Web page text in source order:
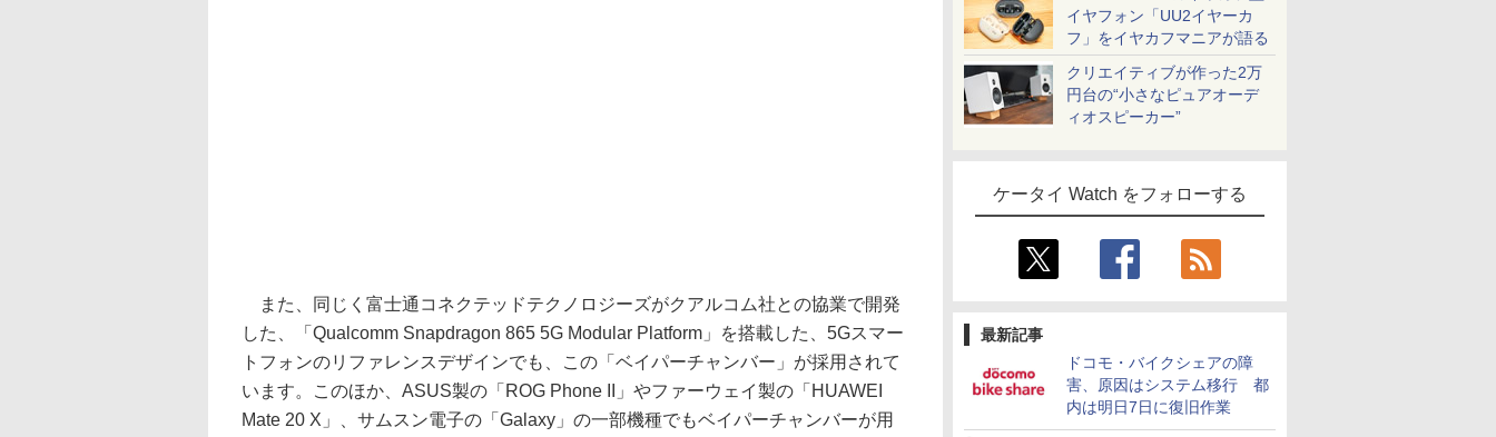
イヤフォン「UU2イヤーカ
フ」をイヤカフマニアが語る
クリエイティブが作った2万
円台の“小さなピュアオーデ
ィオスピーカー”
ケータイ Watch をフォローする
最新記事
ドコモ・バイクシェアの障
害、原因はシステム移行 都
内は明日7日に復旧作業
また、同じく富士通コネクテッドテクノロジーズがクアルコム社との協業で開発
した、「Qualcomm Snapdragon 865 5G Modular Platform」を搭載した、5Gスマー
トフォンのリファレンスデザインでも、この「ベイパーチャンバー」が採用されて
います。このほか、ASUS製の「ROG Phone II」やファーウェイ製の「HUAWEI
Mate 20 X」、サムスン電子の「Galaxy」の一部機種でもベイパーチャンバーが用